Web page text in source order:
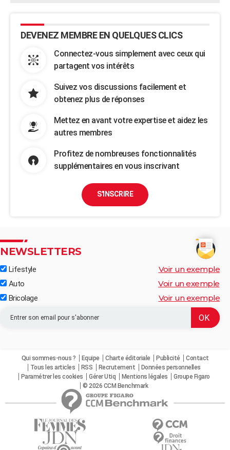
DEVENEZ MEMBRE EN QUELQUES CLICS
Connectez-vous simplement avec ceux qui
partagent vos intérêts
Suivez vos discussions facilement et
obtenez plus de réponses
Mettez en avant votre expertise et aidez les
autres membres
Profitez de nombreuses fonctionnalités
supplémentaires en vous inscrivant
S'INSCRIRE
NEWSLETTERS
Lifestyle Voir un exemple
Auto Voir un exemple
Bricolage Voir un exemple
Qui sommes-nous ? Equipe Charte éditoriale Publicité
Contact
Tous les articles
RSS Recrutement
Données personnelles
Paramétrer les cookies
Gérer Utiq Mentions légales
Groupe Figaro
© 2026 CCM Benchmark